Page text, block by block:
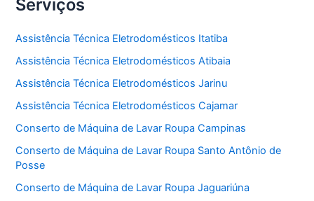
Serviços
Assistência Técnica Eletrodomésticos Itatiba
Assistência Técnica Eletrodomésticos Atibaia
Assistência Técnica Eletrodomésticos Jarinu
Assistência Técnica Eletrodomésticos Cajamar
Conserto de Máquina de Lavar Roupa Campinas
Conserto de Máquina de Lavar Roupa Santo Antônio de
Posse
Conserto de Máquina de Lavar Roupa Jaguariúna